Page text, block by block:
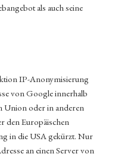
als auch seine
IP-Anonymisierung
von Google innerhalb
Union oder in anderen
den Europäischen
in die USA gekürzt. Nur
an einen Server von